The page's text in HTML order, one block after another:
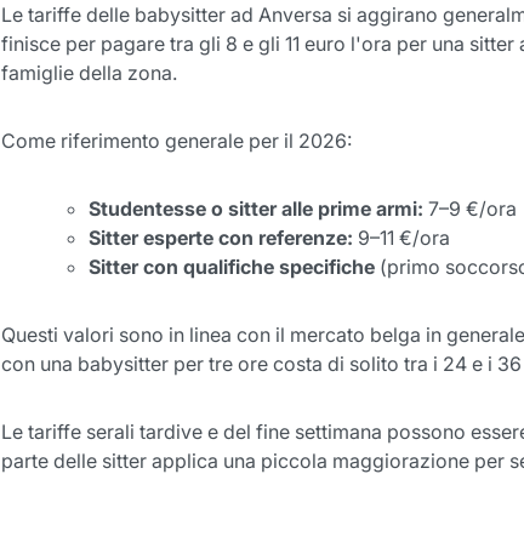
Le tariffe delle babysitter ad Anversa si aggirano
finisce per pagare tra gli 8 e gli 11 euro l'ora per una
famiglie della zona.
Come riferimento generale per il 2026:
Studentesse o sitter alle prime armi: 7–9 €/ora
Sitter esperte con referenze: 9–11 €/ora
Sitter con qualifiche specifiche (primo
Questi valori sono in linea con il mercato belga in
con una babysitter per tre ore costa di solito tra i 24 e i
Le tariffe serali tardive e del fine settimana possono
parte delle sitter applica una piccola maggiorazione per